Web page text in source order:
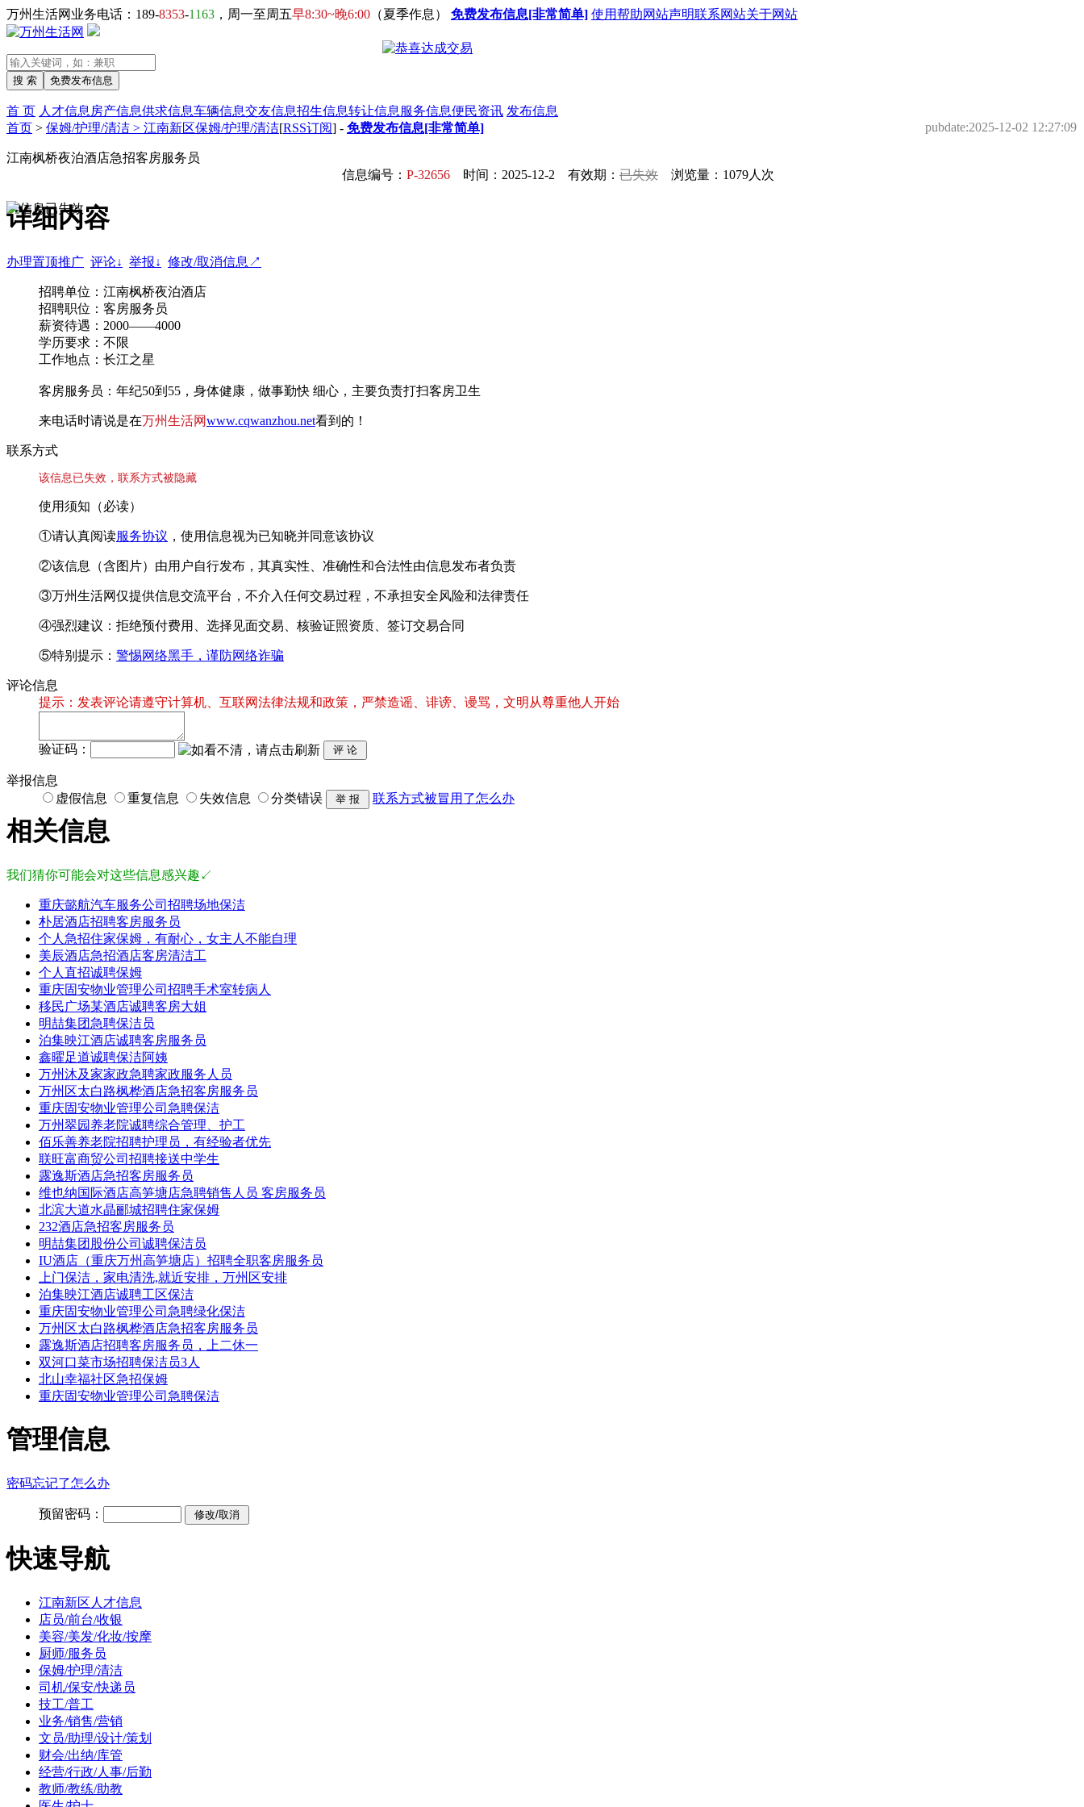
万州生活网业务电话：189-8353-1163 ，周一至周五早8:30~晚6:00 （夏季作息） 免费发布信息[非常简单] 使用帮助网站声明联系网站关于网站
首 页 人才信息 房产信息供求信息车辆信息交友信息招生信息转让信息 服务信息便民资讯 发布信息
首页 > 保姆/护理/清洁 > 江南新区保姆/护理/清洁[RSS订阅] - 免费发布信息[非常简单] pubdate:2025-12-02 12:27:09
江南枫桥夜泊酒店急招客房服务员
信息编号： P-32656 时间：2025-12-2 有效期： 已失效 浏览量：1079人次
详细内容
办理置顶推广 评论↓ 举报↓ 修改/取消信息↗
招聘单位：江南枫桥夜泊酒店
招聘职位：客房服务员
薪资待遇：2000——4000
学历要求：不限
工作地点：长江之星
客房服务员：年纪50到55，身体健康，做事勤快 细心，主要负责打扫客房卫生
来电话时请说是在万州生活网www.cqwanzhou.net看到的！
联系方式
该信息已失效，联系方式被隐藏
使用须知（必读）
①请认真阅读服务协议 ，使用信息视为已知晓并同意该协议
②该信息（含图片）由用户自行发布，其真实性、准确性和合法性由信息发布者负责
③万州生活网仅提供信息交流平台，不介入任何交易过程，不承担安全风险和法律责任
④强烈建议：拒绝预付费用、选择见面交易、核验证照资质、签订交易合同
⑤特别提示： 警惕网络黑手，谨防网络诈骗
评论信息
提示：发表评论请遵守计算机、互联网法律法规和政策，严禁造谣、诽谤、谩骂，文明从尊重他人开始
验证码：
举报信息
虚假信息
重复信息 失效信息 分类错误 联系方式被冒用了怎么办
相关信息
我们猜你可能会对这些信息感兴趣↙
重庆懿航汽车服务公司招聘场地保洁
朴居酒店招聘客房服务员
个人急招住家保姆，有耐心，女主人不能自理
美辰酒店急招酒店客房清洁工
个人直招诚聘保姆
重庆固安物业管理公司招聘手术室转病人
移民广场某酒店诚聘客房大姐
明喆集团急聘保洁员
泊集映江酒店诚聘客房服务员
鑫曜足道诚聘保洁阿姨
万州沐及家家政急聘家政服务人员
万州区太白路枫桦酒店急招客房服务员
重庆固安物业管理公司急聘保洁
万州翠园养老院诚聘综合管理、护工
佰乐善养老院招聘护理员，有经验者优先
联旺富商贸公司招聘接送中学生
露逸斯酒店急招客房服务员
维也纳国际酒店高笋塘店急聘销售人员 客房服务员
北滨大道水晶郦城招聘住家保姆
232酒店急招客房服务员
明喆集团股份公司诚聘保洁员
IU酒店（重庆万州高笋塘店）招聘全职客房服务员
上门保洁，家电清洗,就近安排，万州区安排
泊集映江酒店诚聘工区保洁
重庆固安物业管理公司急聘绿化保洁
万州区太白路枫桦酒店急招客房服务员
露逸斯酒店招聘客房服务员，上二休一
双河口菜市场招聘保洁员3人
北山幸福社区急招保姆
重庆固安物业管理公司急聘保洁
管理信息
密码忘记了怎么办
预留密码：
快速导航
江南新区人才信息
店员/前台/收银
美容/美发/化妆/按摩
厨师/服务员
保姆/护理/清洁
司机/保安/快递员
技工/普工
业务/销售/营销
文员/助理/设计/策划
财会/出纳/库管
经营/行政/人事/后勤
教师/教练/助教